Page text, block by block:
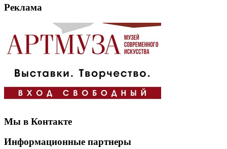
Реклама
Мы в Контакте
Информационные партнеры